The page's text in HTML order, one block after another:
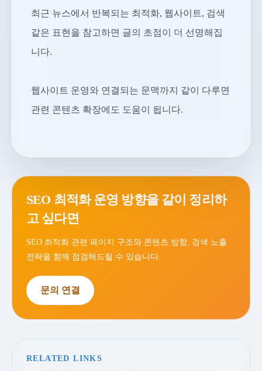
최근 뉴스에서 반복되는 최적화, 웹사이트, 검색
같은 표현을 참고하면 글의 초점이 더 선명해집
니다.
웹사이트 운영와 연결되는 문맥까지 같이 다루면
관련 콘텐츠 확장에도 도움이 됩니다.
SEO 최적화 운영 방향을 같이 정리하
고 싶다면
SEO 최적화 관련 페이지 구조와 콘텐츠 방향, 검색 노출
전략을 함께 점검해드릴 수 있습니다.
문의 연결
RELATED LINKS